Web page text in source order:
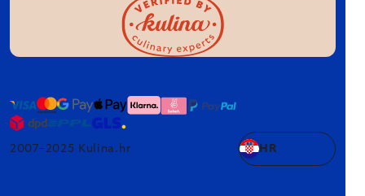
2007–2025 Kulina.hr HR